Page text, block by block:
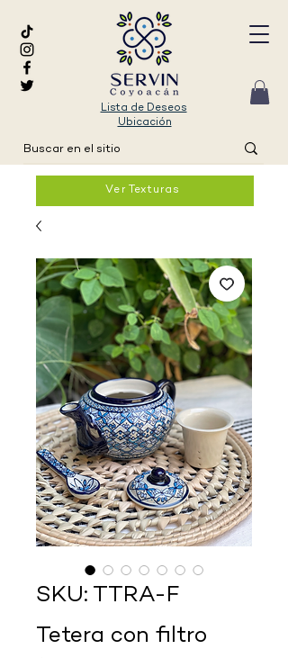
Lista de Deseos
Ubicación
Ver Texturas
SKU: TTRA-F
Tetera con filtro